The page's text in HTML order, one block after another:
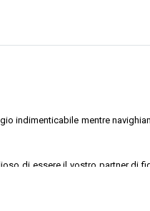
indimenticabile mentre
di essere il vostro partner di